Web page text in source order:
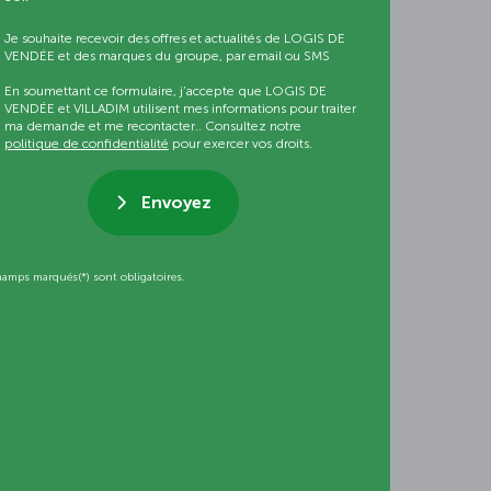
Je souhaite recevoir des offres et actualités de LOGIS DE
VENDÉE et des marques du groupe, par email ou SMS
En soumettant ce formulaire, j’accepte que LOGIS DE
VENDÉE et VILLADIM utilisent mes informations pour traiter
ma demande et me recontacter.. Consultez notre
politique de confidentialité pour exercer vos droits.
Envoyez
marqués(*) sont obligatoires.